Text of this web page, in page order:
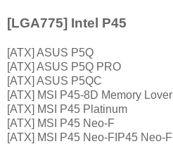
[LGA775] Intel P45
[ATX] ASUS P5Q
[ATX] ASUS P5Q PRO
[ATX] ASUS P5QC
[ATX] MSI P45-8D Memory Lover
[ATX] MSI P45 Platinum
[ATX] MSI P45 Neo-F
[ATX] MSI P45 Neo-FIP45 Neo-F